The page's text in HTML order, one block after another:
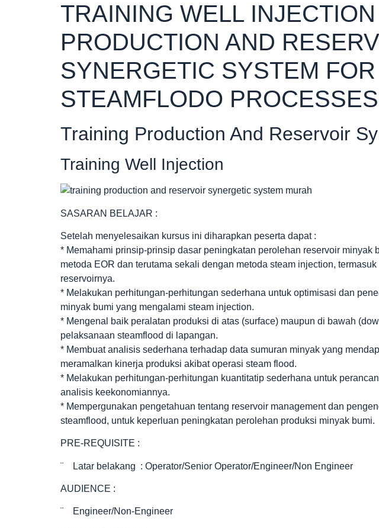
TRAINING WELL
PRODUCTION AND
SYNERGETIC SYSTEM FOR
STEAMFLODO PROCESSES
Training Production And Reservoir
Training Well Injection
SASARAN BELAJAR :
Setelah menyelesaikan kursus ini diharapkan peserta dapat :
* Memahami prinsip-prinsip dasar peningkatan perolehan reservoir minyak
metoda EOR dan terutama sekali dengan metoda steam injection,
reservoirnya.
* Melakukan perhitungan-perhitungan sederhana untuk optimisasi dan
minyak bumi yang mengalami steam injection.
* Mengenal baik peralatan produksi di atas (surface) maupun di bawah
pelaksanaan steamflood di lapangan.
* Membuat analisis sederhana terhadap data sumuran minyak yang
meramalkan kinerja produksi akibat operasi steam flood.
* Melakukan perhitungan-perhitungan kuantitatip sederhana untuk
analisis keekonomiannya.
* Mempergunakan pengetahuan tentang reservoir management dan
steamflood, untuk keperluan peningkatan perolehan produksi minyak bumi.
PRE-REQUISITE :
¨ Latar belakang : Operator/Senior Operator/Engineer/Non Engineer
AUDIENCE :
¨ Engineer/Non-Engineer